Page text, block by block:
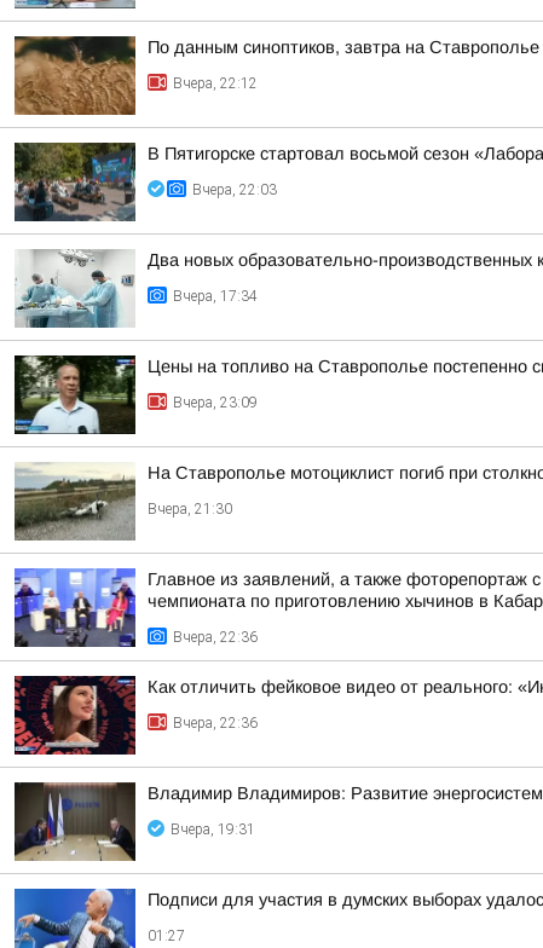
По данным синоптиков, завтра на Ставрополье
Вчера, 22:12
В Пятигорске стартовал восьмой сезон
Вчера, 22:03
Два новых образовательно-производственных
Вчера, 17:34
Цены на топливо на Ставрополье постепенно
Вчера, 23:09
На Ставрополье мотоциклист погиб при
Вчера, 21:30
Главное из заявлений, а также
чемпионата по приготовлению хычинов в
Вчера, 22:36
Как отличить фейковое видео от реального:
Вчера, 22:36
Владимир Владимиров: Развитие
Вчера, 19:31
Подписи для участия в думских выборах
01:27